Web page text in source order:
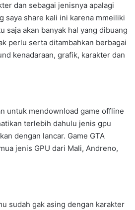
dan sebagai jenisnya apalagi
saya share kali ini karena mmeiliki
saja akan banyak hal yang dibuang
perlu serta ditambahkan berbagai
kenadaraan, grafik, karakter dan
untuk mendownload game offline
terlebih dahulu jenis gpu
dengan lancar. Game GTA
jenis GPU dari Mali, Andreno,
sudah gak asing dengan karakter